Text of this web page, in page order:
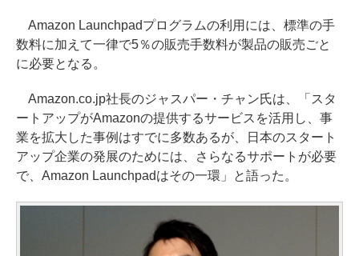
Amazon Launchpadプログラムの利用には、標準の手
数料に加えて一律で5％の販売手数料が製品の販売ごと
に必要となる。
Amazon.co.jp社長のジャスパー・チャン氏は、「スタ
ートアップがAmazonの提供するサービスを活用し、事
業を拡大した事例はすでに多数あるが、日本のスタート
アップ企業の発展のためには、さらなるサポートが必要
で、Amazon Launchpadはその一環」と語った。